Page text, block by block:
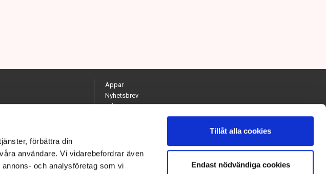
förbättra din
användare. Vi vidarebefordrar även
och analysföretag som vi
Tillåt alla cookies
Endast nödvändiga cookies
Appar
Nyhetsbrev
Arkiv
Kontakta redaktionen
Chefredaktör och ansvarig utgivare: